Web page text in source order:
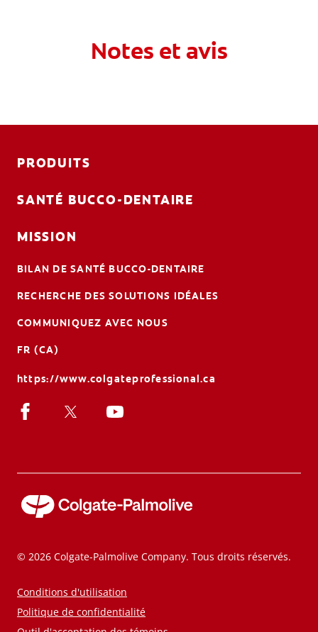
Notes et avis
PRODUITS
SANTÉ BUCCO-DENTAIRE
MISSION
BILAN DE SANTÉ BUCCO-DENTAIRE
RECHERCHE DES SOLUTIONS IDÉALES
COMMUNIQUEZ AVEC NOUS
FR (CA)
https://www.colgateprofessional.ca
© 2026 Colgate-Palmolive Company. Tous droits réservés.
Conditions d'utilisation
Politique de confidentialité